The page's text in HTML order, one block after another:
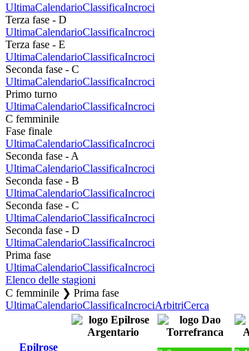
UltimaCalendarioClassificaIncroci
Terza fase - D
UltimaCalendarioClassificaIncroci
Terza fase - E
UltimaCalendarioClassificaIncroci
Seconda fase - C
UltimaCalendarioClassificaIncroci
Primo turno
UltimaCalendarioClassificaIncroci
C femminile
Fase finale
UltimaCalendarioClassificaIncroci
Seconda fase - A
UltimaCalendarioClassificaIncroci
Seconda fase - B
UltimaCalendarioClassificaIncroci
Seconda fase - C
UltimaCalendarioClassificaIncroci
Seconda fase - D
UltimaCalendarioClassificaIncroci
Prima fase
UltimaCalendarioClassificaIncroci
Elenco delle stagioni
C femminile ❯ Prima fase
UltimaCalendarioClassificaIncrociArbitriCerca
Epilrose